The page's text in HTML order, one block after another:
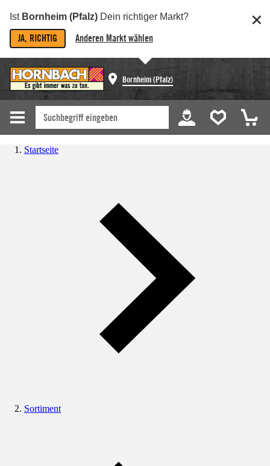
Ist Bornheim (Pfalz) Dein richtiger Markt?
JA, RICHTIG Anderen Markt wählen
Bornheim (Pfalz)
Startseite
Sortiment